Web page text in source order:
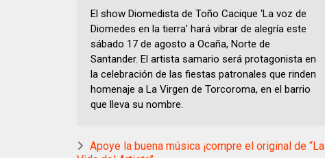
El show Diomedista de Toño Cacique ‘La voz de
Diomedes en la tierra’ hará vibrar de alegría este
sábado 17 de agosto a Ocaña, Norte de
Santander. El artista samario será protagonista en
la celebración de las fiestas patronales que rinden
homenaje a La Virgen de Torcoroma, en el barrio
que lleva su nombre.
Apoye la buena música ¡compre el original de “La